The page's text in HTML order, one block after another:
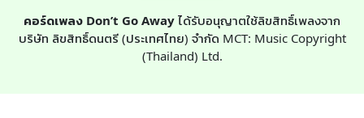
คอร์ดเพลง Don’t Go Away ได้รับอนุญาตใช้ลิขสิทธิ์เพลงจาก
บริษัท ลิขสิทธิ์ดนตรี (ประเทศไทย) จำกัด MCT: Music Copyright
(Thailand) Ltd.